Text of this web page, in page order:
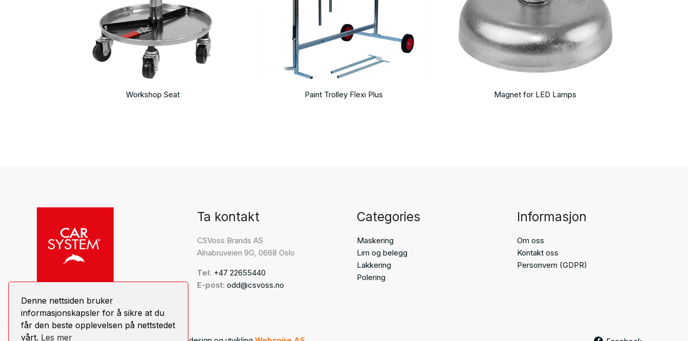
Denne nettsiden bruker
informasjonskapsler for å sikre at du
får den beste opplevelsen på nettstedet
vårt. Les mer
Workshop Seat Paint Trolley Flexi Plus Magnet for LED Lamps
Ta kontakt
CSVoss Brands AS
Alnabruveien 9G, 0668 Oslo
Tel: +47 22655440
E-post: odd@csvoss.no
Categories
Maskering
Lim og belegg
Lakkering
Polering
Informasjon
Om oss
Kontakt oss
Personvern (GDPR)